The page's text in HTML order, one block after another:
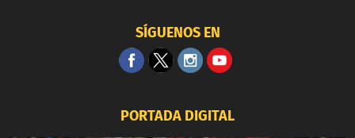
SÍGUENOS EN
PORTADA DIGITAL